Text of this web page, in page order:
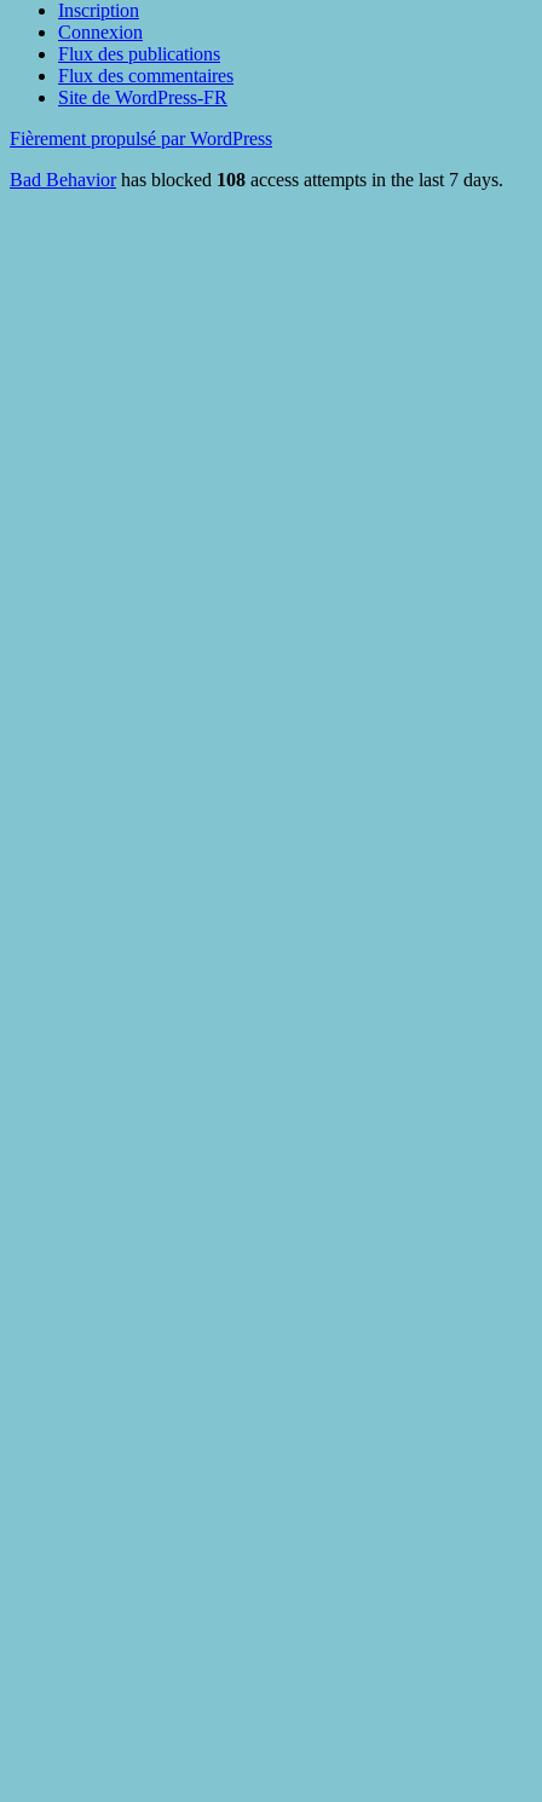
Inscription
Connexion
Flux des publications
Flux des commentaires
Site de WordPress-FR
Fièrement propulsé par WordPress
Bad Behaviorhas blocked 108 access attempts in the last 7 days.